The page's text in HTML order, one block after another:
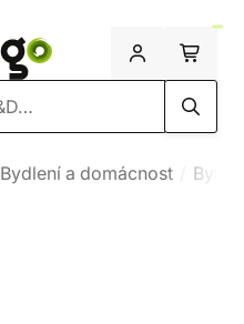
Bydlení a domácnost